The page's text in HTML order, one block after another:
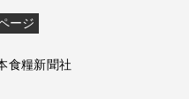
ージ
食糧新聞社